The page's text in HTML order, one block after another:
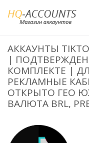
АККАУНТЫ
|
КОМПЛЕКТЕ |
РЕКЛАМНЫЕ
ОТКРЫТО ГЕО
ВАЛЮТА BRL,